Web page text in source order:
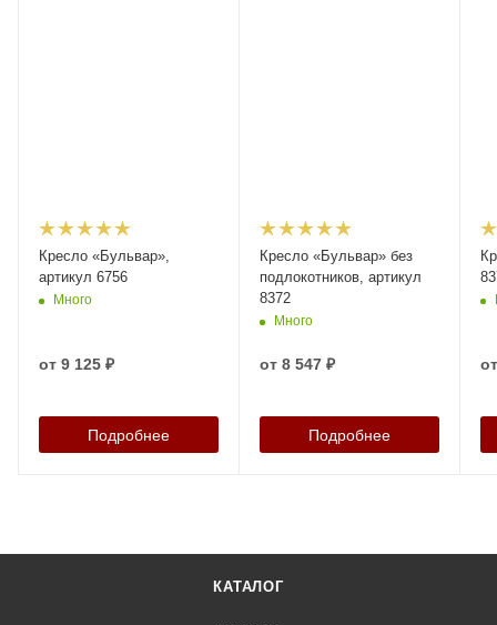
Кресло «Бульвар»,
артикул 6756
Много
от 9 125 ₽
Подробнее
Кресло «Бульвар» без
подлокотников, артикул
8372
Много
от 8 547 ₽
Подробнее
КАТАЛОГ